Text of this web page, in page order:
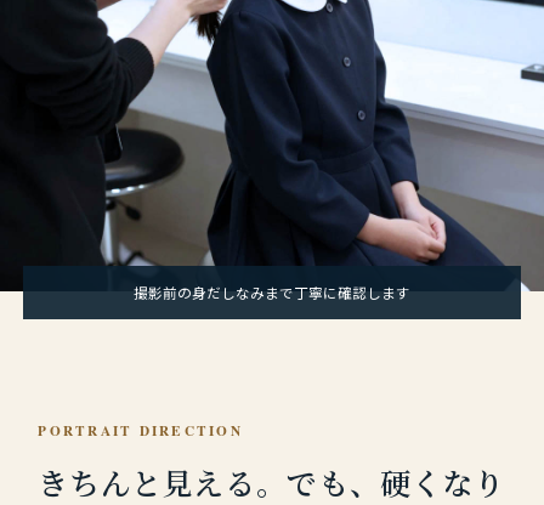
撮影前の身だしなみまで丁寧に確認します
PORTRAIT DIRECTION
きちんと見える。 でも、硬くなり